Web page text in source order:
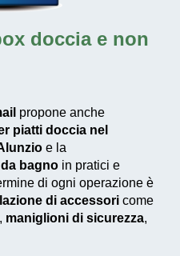
docciae non
propone anche
piatti doccia nel
e la
bagno in pratici e
di ogni operazione è
di accessori come
, maniglioni di sicurezza,